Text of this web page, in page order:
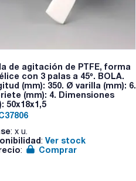
de agitación de PTFE, forma
con 3 palas a 45º. BOLA.
(mm): 350. Ø varilla (mm): 6.
(mm): 4. Dimensiones
50x18x1,5
: x u.
: Ver stock
: Comprar